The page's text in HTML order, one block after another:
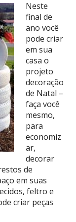
Neste
final de
ano você
pode criar
em sua
casa o
projeto
decoração
de Natal –
faça você
mesmo,
para
economiz
ar,
decorar
de
em suas
feltro e
criar peças